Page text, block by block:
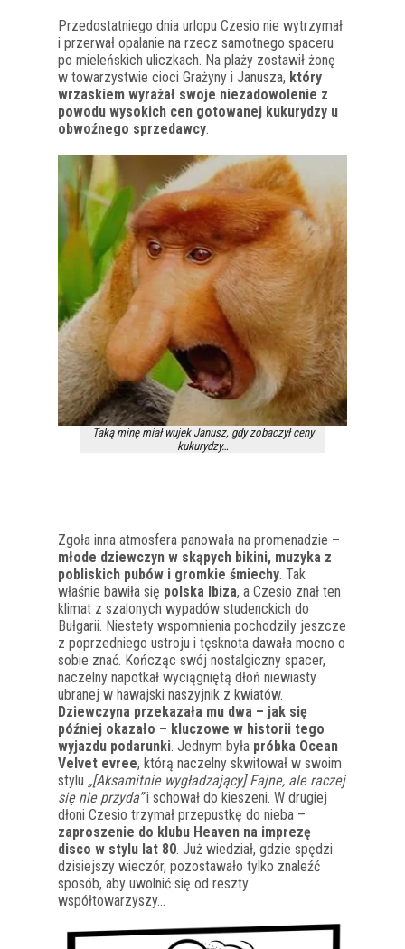
Przedostatniego dnia urlopu Czesio nie wytrzymał
i przerwał opalanie na rzecz samotnego spaceru
po mieleńskich uliczkach. Na plaży zostawił żonę
w towarzystwie cioci Grażyny i Janusza, który
wrzaskiem wyrażał swoje niezadowolenie z
powodu wysokich cen gotowanej kukurydzy u
obwoźnego sprzedawcy.
Taką minę miał wujek Janusz, gdy zobaczył ceny
kukurydzy…
Zgoła inna atmosfera panowała na promenadzie –
młode dziewczyn w skąpych bikini, muzyka z
pobliskich pubów i gromkie śmiechy. Tak
właśnie bawiła się polska Ibiza, a Czesio znał ten
klimat z szalonych wypadów studenckich do
Bułgarii. Niestety wspomnienia pochodziły jeszcze
z poprzedniego ustroju i tęsknota dawała mocno o
sobie znać. Kończąc swój nostalgiczny spacer,
naczelny napotkał wyciągniętą dłoń niewiasty
ubranej w hawajski naszyjnik z kwiatów.
Dziewczyna przekazała mu dwa – jak się
później okazało – kluczowe w historii tego
wyjazdu podarunki. Jednym była próbka Ocean
Velvet evree, którą naczelny skwitował w swoim
stylu „[Aksamitnie wygładzający] Fajne, ale raczej
się nie przyda”i schował do kieszeni. W drugiej
dłoni Czesio trzymał przepustkę do nieba –
zaproszenie do klubu Heaven na imprezę
disco w stylu lat 80. Już wiedział, gdzie spędzi
dzisiejszy wieczór, pozostawało tylko znaleźć
sposób, aby uwolnić się od reszty
współtowarzyszy…